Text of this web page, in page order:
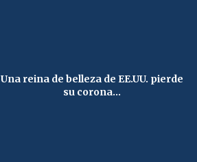
Una reina de belleza de EE.UU. pierde
su corona...